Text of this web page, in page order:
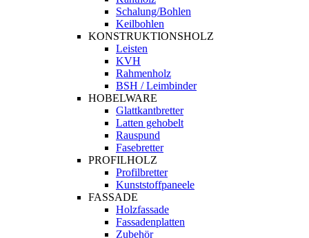
Schalung/Bohlen
Keilbohlen
KONSTRUKTIONSHOLZ
Leisten
KVH
Rahmenholz
BSH / Leimbinder
HOBELWARE
Glattkantbretter
Latten gehobelt
Rauspund
Fasebretter
PROFILHOLZ
Profilbretter
Kunststoffpaneele
FASSADE
Holzfassade
Fassadenplatten
Zubehör